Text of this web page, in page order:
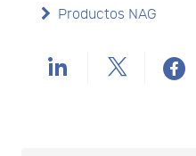
Productos NAG